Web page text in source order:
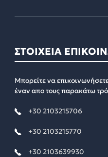
ΣΤΟΙΧΕΙΑ
Μπορείτε να
έναν απο τους παρακάτω
+30 2103215706
+30 2103215770
+30 2103639930